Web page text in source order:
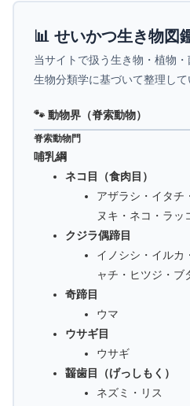
📊 せいかつ生き物図
当サイトで扱う生き物・植物・
生物分類学に基づいて整理して
🐾 動物界（脊索動物）
脊索動物門
哺乳綱
ネコ目（食肉目）
アザラシ・イタチ
ヌキ・ネコ・ラッ
クジラ偶蹄目
イノシシ・イルカ
ャチ・ヒツジ・ブ
奇蹄目
ウマ
ウサギ目
ウサギ
齧歯目（げっしもく）
ネズミ・リス